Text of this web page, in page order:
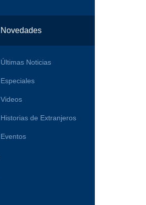
Novedades
Últimas Noticias
Especiales
Videos
Historias de Extranjeros
Eventos